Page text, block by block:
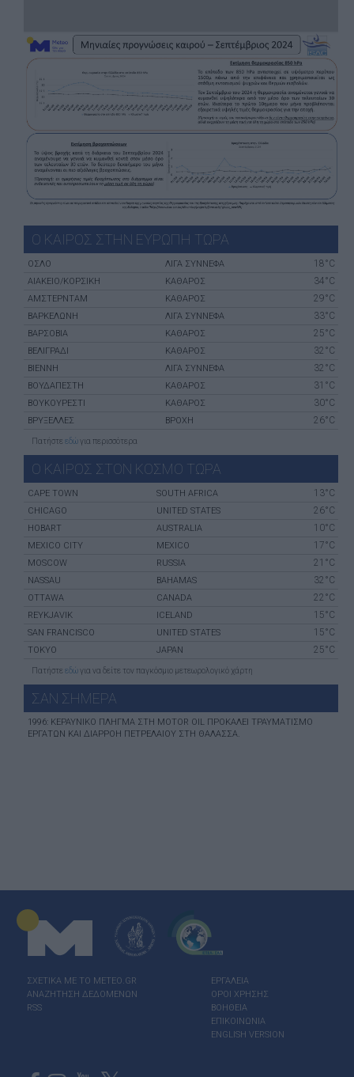
Ο ΚΑΙΡΟΣ ΣΤΗΝ ΕΥΡΩΠΗ ΤΩΡΑ
ΌΣΛΟ ΛΙΓΑ ΣΥΝΝΕΦΑ 18°C
ΑΙΆΚΕΙΟ/ΚΟΡΣΙΚΉ ΚΑΘΑΡΟΣ 34°C
ΑΜΣΤΕΡΝΤΑΜ ΚΑΘΑΡΟΣ 29°C
ΒΑΡΚΕΛΏΝΗ ΛΙΓΑ ΣΥΝΝΕΦΑ 33°C
ΒΑΡΣΟΒΊΑ ΚΑΘΑΡΟΣ 25°C
ΒΕΛΙΓΡΆΔΙ ΚΑΘΑΡΟΣ 32°C
ΒΙΈΝΝΗ ΛΙΓΑ ΣΥΝΝΕΦΑ 32°C
ΒΟΥΔΑΠΈΣΤΗ ΚΑΘΑΡΟΣ 31°C
ΒΟΥΚΟΥΡΈΣΤΙ ΚΑΘΑΡΟΣ 30°C
ΒΡΥΞΈΛΛΕΣ ΒΡΟΧΗ 26°C
Πατήστε εδώγια περισσότερα
Ο ΚΑΙΡΟΣ ΣΤΟΝ ΚΟΣΜΟ ΤΩΡΑ
CAPE TOWN SOUTH AFRICA 13°C
CHICAGO UNITED STATES 26°C
HOBART AUSTRALIA 10°C
MEXICO CITY MEXICO 17°C
MOSCOW RUSSIA 21°C
NASSAU BAHAMAS 32°C
OTTAWA CANADA 22°C
REYKJAVIK ICELAND 15°C
SAN FRANCISCO UNITED STATES 15°C
TOKYO JAPAN 25°C
Πατήστε εδώγια να δείτε τον παγκόσμιο μετεωρολογικό χάρτη
ΣΑΝ ΣHΜΕΡΑ
1996: ΚΕΡΑΥΝΙΚΌ ΠΛΉΓΜΑ ΣΤΗ MOTOR OIL ΠΡΟΚΑΛΕΊ ΤΡΑΥΜΑΤΙΣΜΌ
ΕΡΓΑΤΏΝ ΚΑΙ ΔΙΑΡΡΟΉ ΠΕΤΡΕΛΑΊΟΥ ΣΤΗ ΘΆΛΑΣΣΑ.
ΣΧΕΤΙΚΑ ΜΕ ΤΟ ΜΕΤΕΟ.GR
ΑΝΑΖΗΤΗΣΗ ΔΕΔΟΜΕΝΩΝ
RSS
ΕΡΓΑΛΕΙΑ
ΟΡΟΙ ΧΡΗΣΗΣ
ΒΟΗΘΕΙΑ
ΕΠΙΚΟΙΝΩΝΙΑ
ENGLISH VERSION